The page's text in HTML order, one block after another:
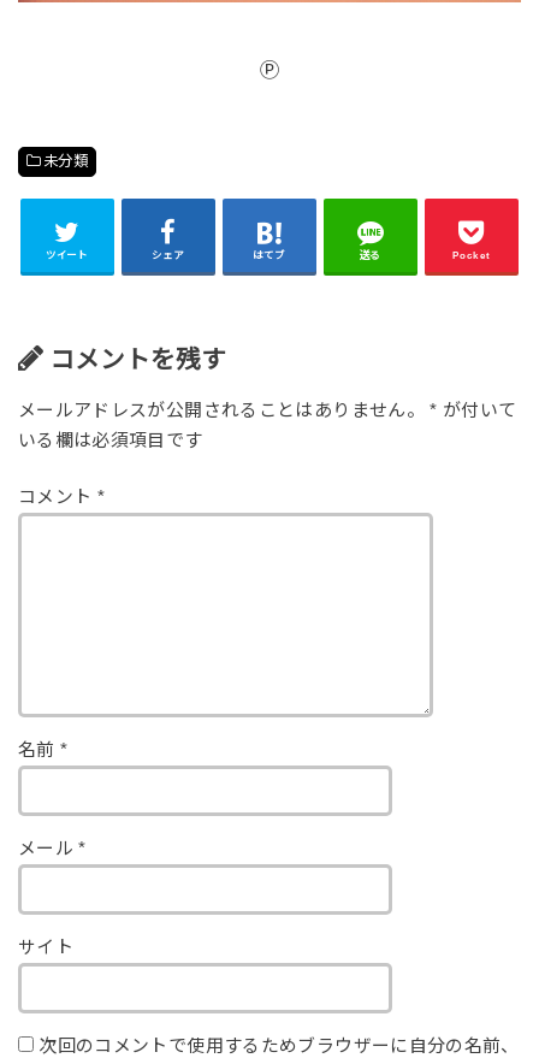
Ⓟ
未分類
ツイート シェア はてブ 送る Pocket
コメントを残す
メールアドレスが公開されることはありません。 * が付いて
いる欄は必須項目です
コメント *
名前 *
メール*
サイト
次回のコメントで使用するためブラウザーに自分の名前、